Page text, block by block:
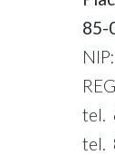
85-
tel.
tel.